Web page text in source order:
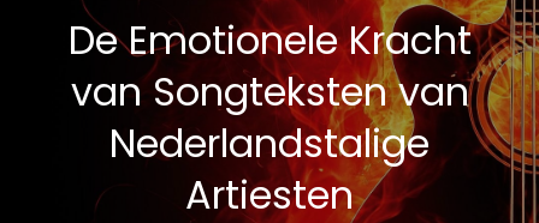
De Emotionele Kracht
van Songteksten van
Nederlandstalige
Artiesten